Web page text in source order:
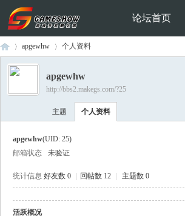
论坛首页
›
apgewhw 个人资料
apgewhw
http://bbs2.makegs.com/?25
主题 个人资料
apgewhw(UID: 25)
邮箱状态
未验证
统计信息 好友数 0 回帖数 12 主题数 0
活跃概况